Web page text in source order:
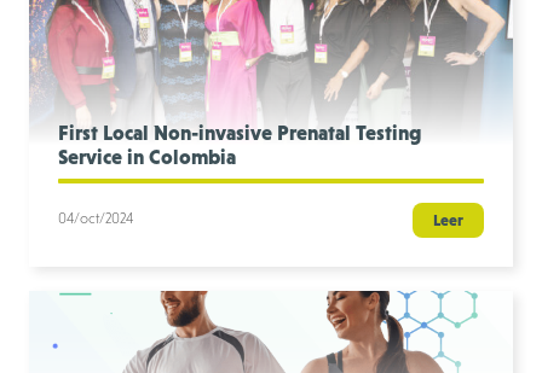
First Local Non-invasive Prenatal Testing
Service in Colombia
04/oct/2024 Leer